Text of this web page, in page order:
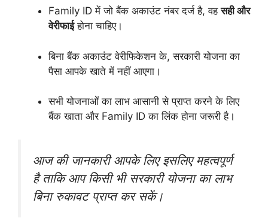
Family ID में जो बैंक अकाउंट नंबर दर्ज है, वहसही और
वेरीफाईहोना चाहिए।
बिना बैंक अकाउंट वेरीफिकेशन के, सरकारी योजना का
पैसा आपके खाते में नहीं आएगा।
सभी योजनाओं का लाभ आसानी से प्राप्त करने के लिए
बैंक खाता और Family ID का लिंक होना जरूरी है।
आज की जानकारी आपके लिए इसलिए महत्वपूर्ण
है ताकि आप किसी भी सरकारी योजना का लाभ
बिना रुकावट प्राप्त कर सकें।